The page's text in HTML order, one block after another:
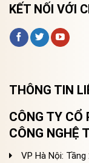
KẾT NỐI VỚI
THÔNG TIN
CÔNG TY CỔ
CÔNG NGHỆ
VP Hà Nội: